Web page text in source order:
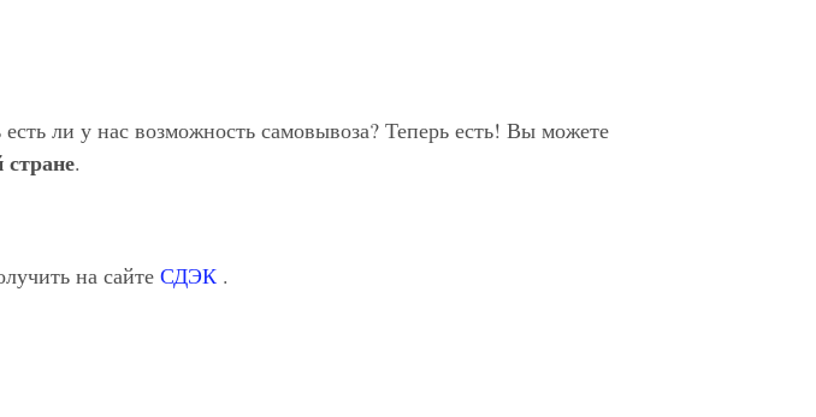
ли у нас возможность самовывоза? Теперь есть! Вы можете
.
на сайте СДЭК .